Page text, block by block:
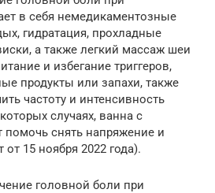
в себя немедикаментозные
гидратация, прохладные
а также легкий массаж шеи
и избегание триггеров,
продукты или запахи, также
частоту и интенсивность
случаях, ванна с
снять напряжение и
от 15 ноября 2022 года).
головной боли при